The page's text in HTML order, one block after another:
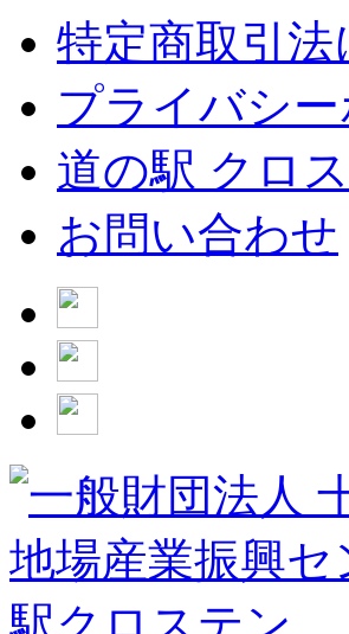
特定商取引
プライバシ
道の駅 クロ
お問い合わせ